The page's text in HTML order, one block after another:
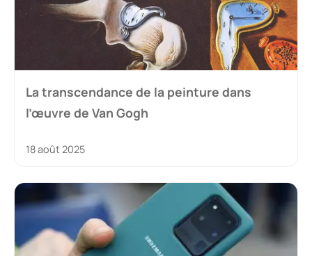
La transcendance de la peinture dans
l’œuvre de Van Gogh
18 août 2025